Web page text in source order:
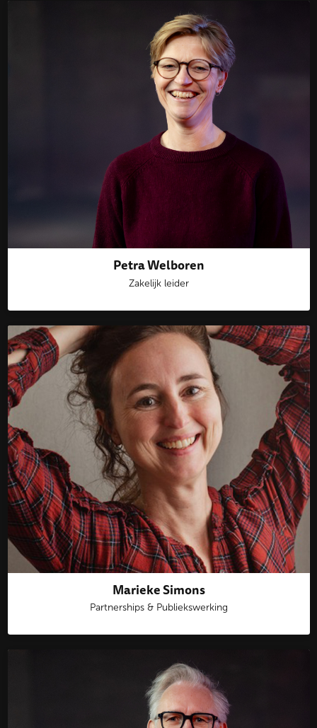
Petra Welboren
Zakelijk leider
Marieke Simons
Partnerships & Publiekswerking